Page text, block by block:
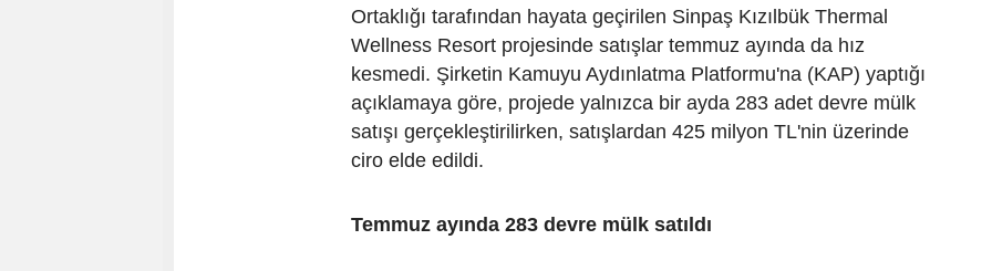
Ortaklığı tarafından hayata geçirilen Sinpaş Kızılbük Thermal
Wellness Resort projesinde satışlar temmuz ayında da hız
kesmedi. Şirketin Kamuyu Aydınlatma Platformu'na (KAP) yaptığı
açıklamaya göre, projede yalnızca bir ayda 283 adet devre mülk
satışı gerçekleştirilirken, satışlardan 425 milyon TL'nin üzerinde
ciro elde edildi.
Temmuz ayında 283 devre mülk satıldı